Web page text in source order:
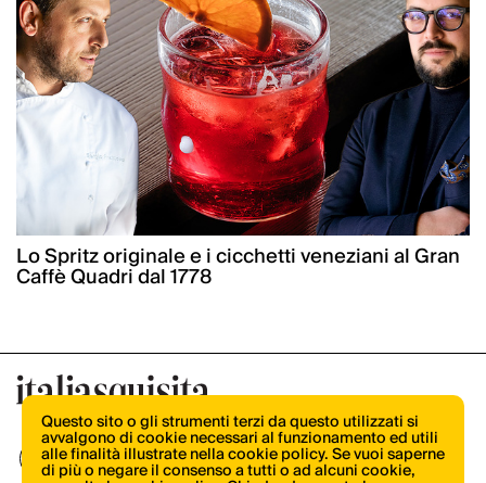
Lo Spritz originale e i cicchetti veneziani al Gran
Caffè Quadri dal 1778
Questo sito o gli strumenti terzi da questo utilizzati si
avvalgono di cookie necessari al funzionamento ed utili
alle finalità illustrate nella cookie policy. Se vuoi saperne
di più o negare il consenso a tutti o ad alcuni cookie,